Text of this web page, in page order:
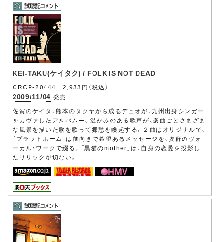
KEI-TAKU(ケイタク) / FOLK IS NOT DEAD
CRCP-20444 2,933円（税込）
2009/11/04 発売
佐賀のケイタ、熊本のタクヤから成るデュオが、九州出身シンガー
をカヴァしたアルバムー。温かみのある歌声が、楽曲ごとさまざま
な風景を描いた歌を歌って郷愁を喚起する。２曲はオリジナルで、
「プラットホーム」は前向きで希望あるメッセージを、抜群のヴォ
ーカル・ワークで綴る。「黒猫のmother」は、自身の恋愛を投影し
たリリックが切ない。